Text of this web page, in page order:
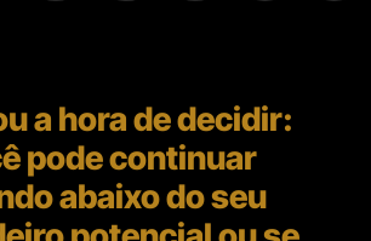
a hora de decidir:
pode continuar
abaixo do seu